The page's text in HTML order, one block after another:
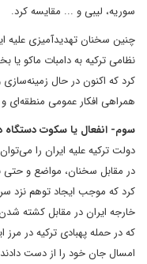
سوریه، لیبی و ... مقایسه کرد.
چنین سخنان تهدیدآمیزی علیه
نظامی ترکیه به دامبات ماکو
کرد که اکنون در حال
همراهی افکار عمومی منطقه‌ای
سوم- انفعال یا سکوت دستگاه
دولت ترکیه علیه ایران را
در مقابل سخنان، مواضع و حتی
کرد که موجب ایجاد توهم نزد
که در حمله پهبادی ترکیه در
امسال جان خود را از دست